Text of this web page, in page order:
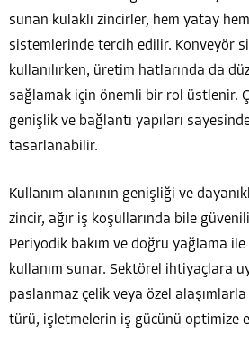
sunan kulaklı zincirler, hem yatay
sistemlerinde tercih edilir. Konveyör
kullanılırken, üretim hatlarında da
sağlamak için önemli bir rol üstlenir.
genişlik ve bağlantı yapıları
tasarlanabilir.
Kullanım alanının genişliği ve
zincir, ağır iş koşullarında bile
Periyodik bakım ve doğru yağlama
kullanım sunar. Sektörel ihtiyaçlara
paslanmaz çelik veya özel
türü, işletmelerin iş gücünü optimize